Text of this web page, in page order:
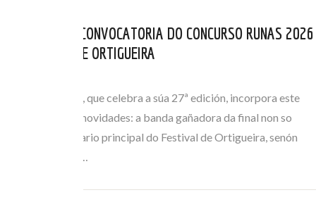
ABERTA NOVA CONVOCATORIA DO CONCURSO RUNAS 2026
DO FESTIVAL DE ORTIGUEIRA
O certame Runas, que celebra a súa 27ª edición, incorpora este
ano importantes novidades: a banda gañadora da final non so
actuará no escenario principal do Festival de Ortigueira, senón
que tamén terá a…